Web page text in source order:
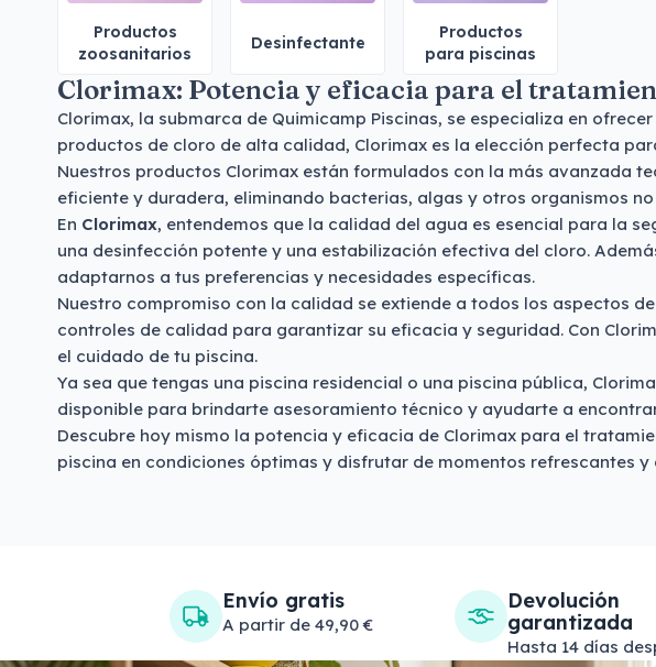
Productos
zoosanitarios
Desinfectante
Productos
para piscinas
Clorimax: Potencia y eficacia para el
Clorimax, la submarca de Quimicamp Piscinas, se especializa en
productos de cloro de alta calidad, Clorimax es la elección perfecta
Nuestros productos Clorimax están formulados con la más avanzada
eficiente y duradera, eliminando bacterias, algas y otros organismos
En Clorimax, entendemos que la calidad del agua es esencial para la
una desinfección potente y una estabilización efectiva del cloro.
adaptarnos a tus preferencias y necesidades específicas.
Nuestro compromiso con la calidad se extiende a todos los aspectos
controles de calidad para garantizar su eficacia y seguridad. Con
el cuidado de tu piscina.
Ya sea que tengas una piscina residencial o una piscina pública,
disponible para brindarte asesoramiento técnico y ayudarte a
Descubre hoy mismo la potencia y eficacia de Clorimax para el
piscina en condiciones óptimas y disfrutar de momentos refrescantes
Envío gratis
A partir de 49,90 €
Devolución
garantizada
Hasta 14 días